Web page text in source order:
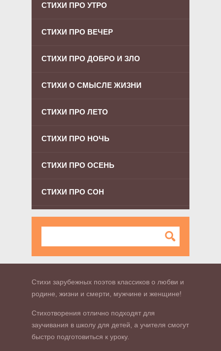
СТИХИ ПРО УТРО
СТИХИ ПРО ВЕЧЕР
СТИХИ ПРО ДОБРО И ЗЛО
СТИХИ О СМЫСЛЕ ЖИЗНИ
СТИХИ ПРО ЛЕТО
СТИХИ ПРО НОЧЬ
СТИХИ ПРО ОСЕНЬ
СТИХИ ПРО СОН
Стихи зарубежных поэтов классиков о любви и
родине, жизни и смерти, мужчине и женщине!
Стихотворения отлично подходят для
заучивания в школу для детей, а учителя смогут
быстро подготовиться к уроку.